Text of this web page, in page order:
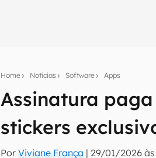
Home Notícias Software Apps
Assinatura
stickers
PorViviane França | 29/01/2026 às
Seu resumo
Assine a newsletter do
mão.